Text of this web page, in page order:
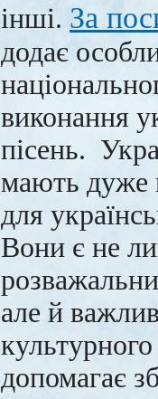
інші. За
додає
виконання
пісень.
мають дуже
для
Вони є не
але й
допомагає